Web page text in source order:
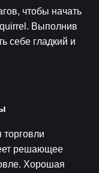
чтобы начать
Выполнив
себе гладкий и
решающее
Хорошая